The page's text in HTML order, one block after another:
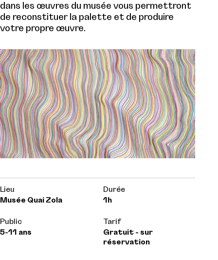
dans les œuvres du musée vous permettront
de reconstituer la palette et de produire
votre propre œuvre.
Lieu
Musée Quai Zola
Durée
1h
Public
5-11 ans
Tarif
Gratuit - sur
réservation